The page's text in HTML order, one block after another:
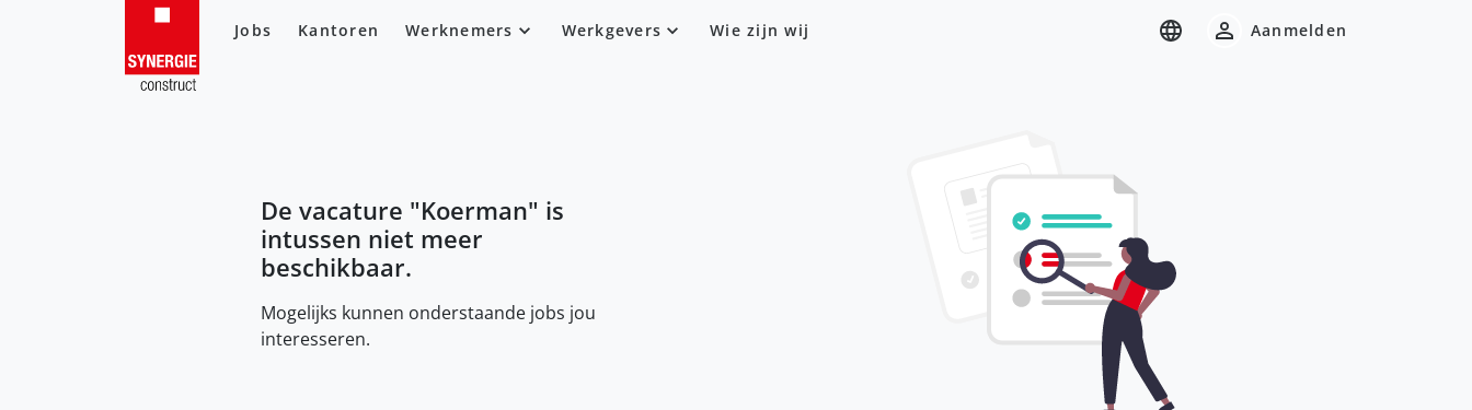
Jobs Kantoren Werknemers Werkgevers Wie zijn wij Aanmelden
De vacature "Koerman" is
intussen niet meer
beschikbaar.
Mogelijks kunnen onderstaande jobs jou
interesseren.